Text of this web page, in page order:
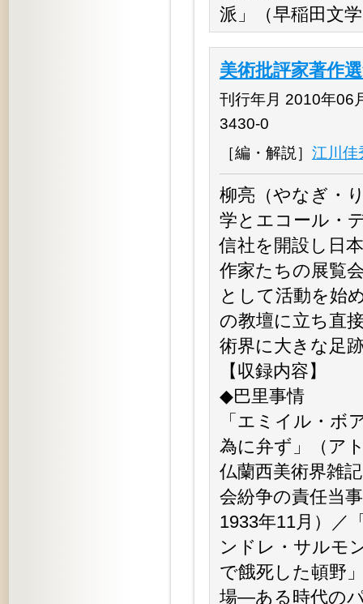
派」（早稲田文
美術批評家著作
刊行年月 2010年06
3430-0
［編・解説］ 江川佳
柳亮（やなぎ・
学とエコール・
信社を開設し日
作家たちの展覧
として活動を始
の教壇に立ち直
術界に大きな足
【収録内容】
◆巴里事情
「エミイル・ボ
為に弁ず」（ア
仏蘭西美術界雑
会紛争の責任当
1933年11月）／
ンドレ・サルモ
で餓死した頓野
場—ある時代の